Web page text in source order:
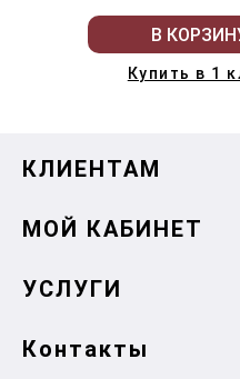
В
Купить в 1
КЛИЕНТАМ
МОЙ КАБИНЕТ
УСЛУГИ
Контакты